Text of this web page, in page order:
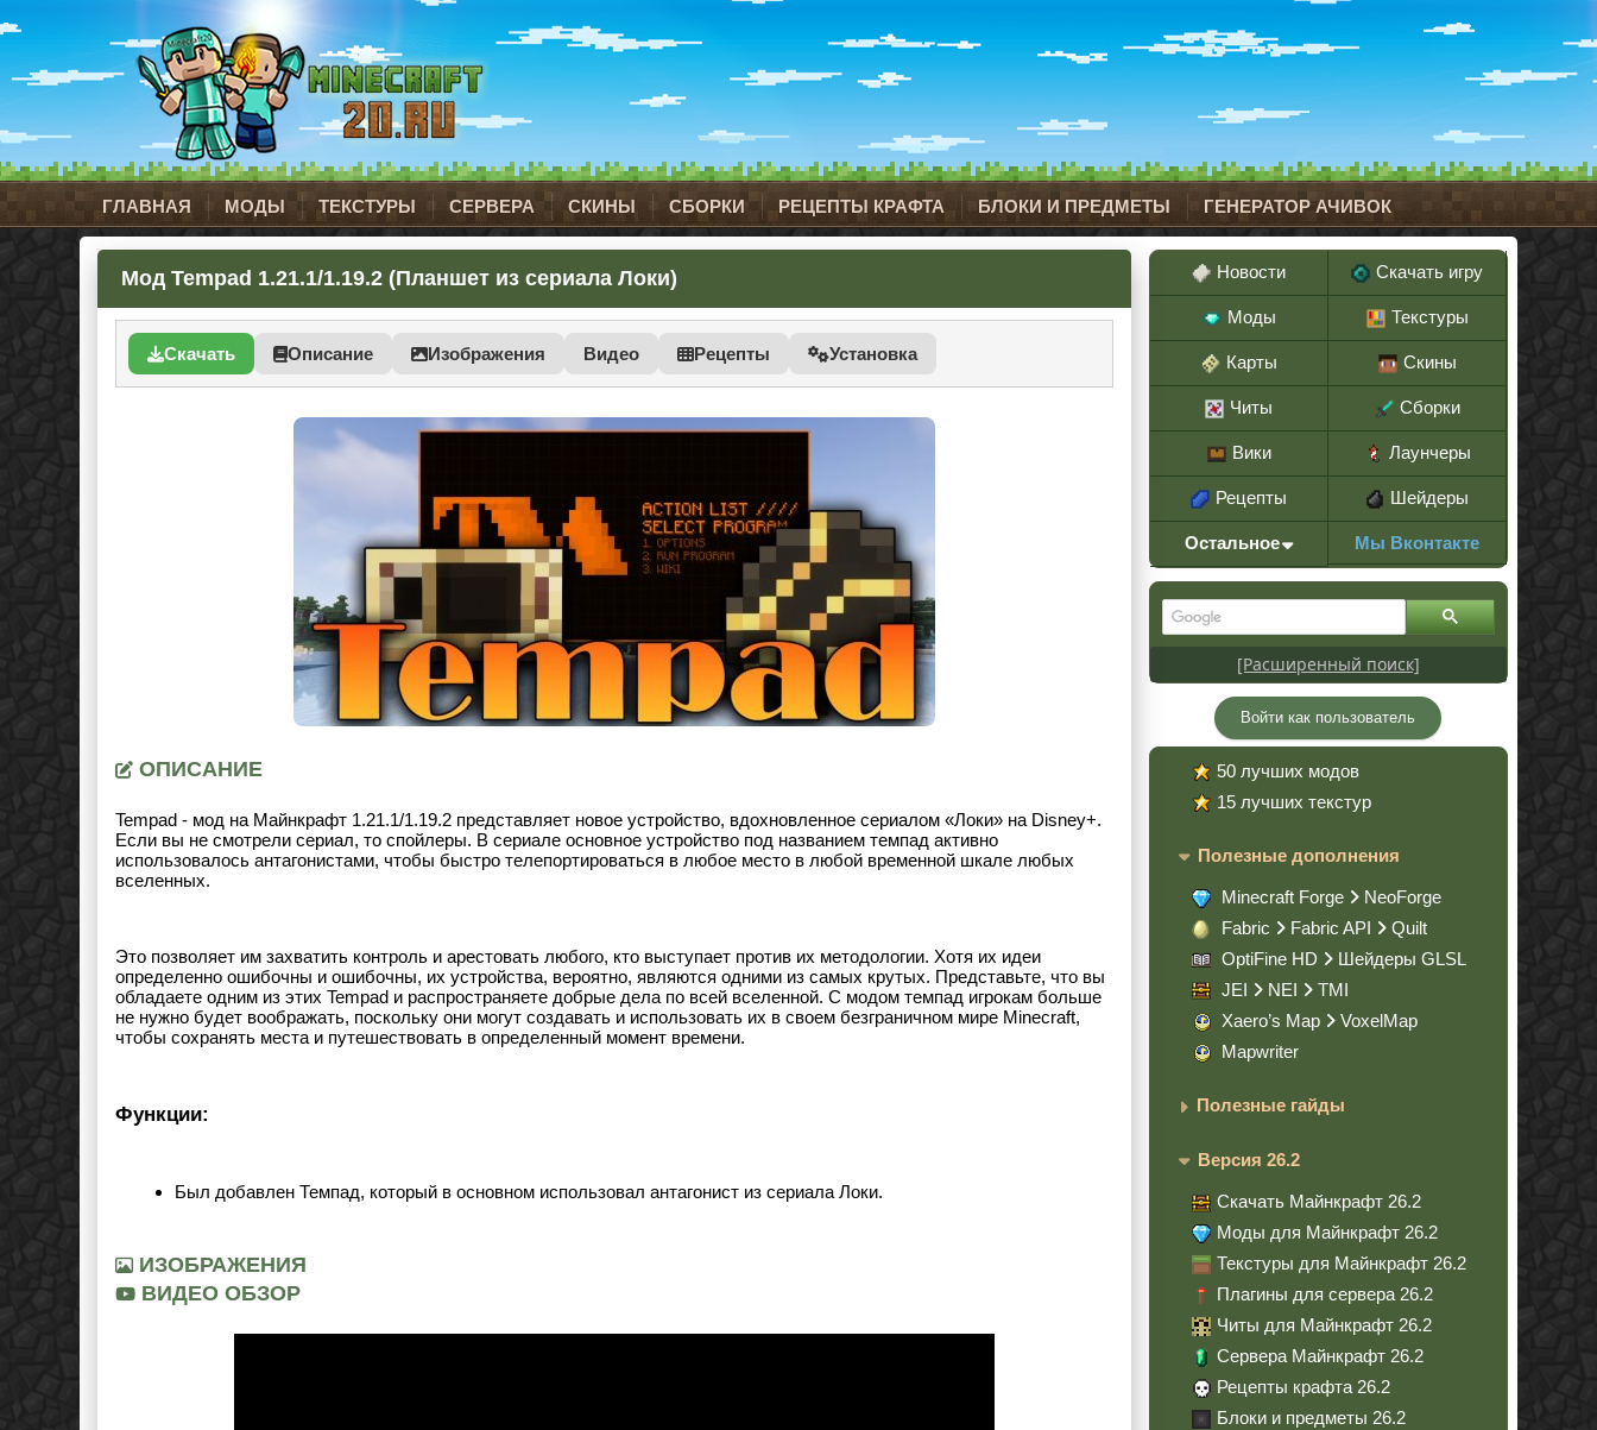
ГЛАВНАЯ МОДЫ ТЕКСТУРЫ СЕРВЕРА СКИНЫ СБОРКИ РЕЦЕПТЫ КРАФТА БЛОКИ И ПРЕДМЕТЫ ГЕНЕРАТОР АЧИВОК
Мод Tempad 1.21.1/1.19.2 (Планшет из сериала Локи)
Скачать Описание Изображения Видео Рецепты Установка
ОПИСАНИЕ
Tempad - мод на Майнкрафт 1.21.1/1.19.2 представляет новое устройство, вдохновленное сериалом «Локи» на Disney+.
Если вы не смотрели сериал, то спойлеры. В сериале основное устройство под названием темпад активно
использовалось антагонистами, чтобы быстро телепортироваться в любое место в любой временной шкале любых
вселенных.
Это позволяет им захватить контроль и арестовать любого, кто выступает против их методологии. Хотя их идеи
определенно ошибочны и ошибочны, их устройства, вероятно, являются одними из самых крутых. Представьте, что вы
обладаете одним из этих Tempad и распространяете добрые дела по всей вселенной. С модом темпад игрокам больше
не нужно будет воображать, поскольку они могут создавать и использовать их в своем безграничном мире Minecraft,
чтобы сохранять места и путешествовать в определенный момент времени.
Функции:
Был добавлен Темпад, который в основном использовал антагонист из сериала Локи.
ИЗОБРАЖЕНИЯ
ВИДЕО ОБЗОР
Новости Скачать игру
Моды Текстуры
Карты Скины
Читы Сборки
Вики Лаунчеры
Рецепты Шейдеры
Остальное Мы Вконтакте
[Расширенный поиск]
Войти как пользователь
50 лучших модов
15 лучших текстур
Полезные дополнения
Minecraft Forge
NeoForge
Fabric
Fabric API
Quilt
OptiFine HD
Шейдеры GLSL
JEI
NEI
TMI
Xaero’s Map
VoxelMap
Mapwriter
Полезные гайды
Версия 26.2
Скачать Майнкрафт 26.2
Моды для Майнкрафт 26.2
Текстуры для Майнкрафт 26.2
Плагины для сервера 26.2
Читы для Майнкрафт 26.2
Сервера Майнкрафт 26.2
Рецепты крафта 26.2
Блоки и предметы 26.2